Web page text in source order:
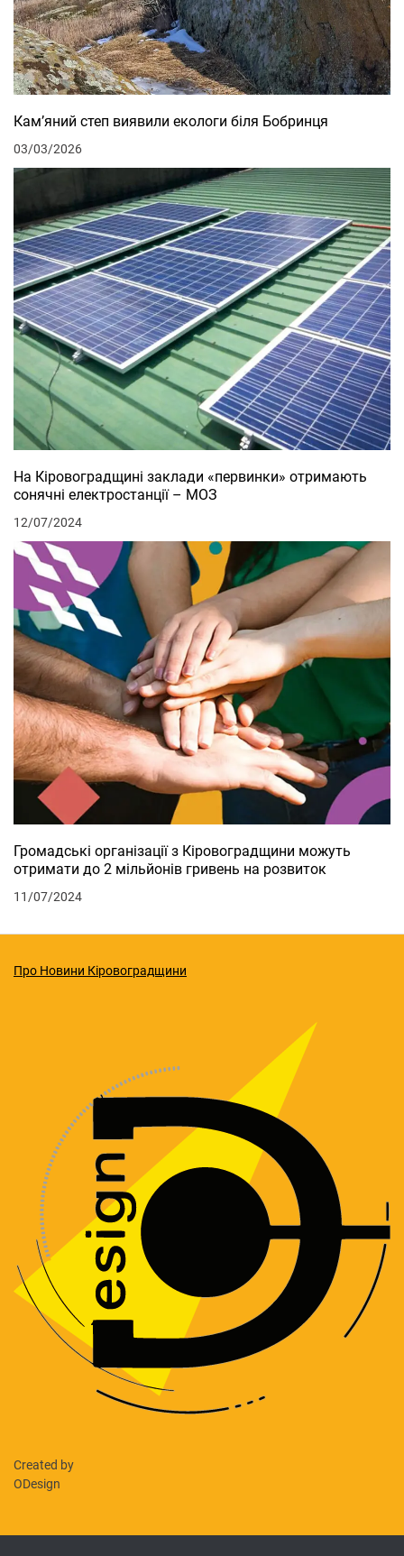
Кам’яний степ виявили екологи біля Бобринця
03/03/2026
На Кіровоградщині заклади «первинки» отримають
сонячні електростанції – МОЗ
12/07/2024
Громадські організації з Кіровоградщини можуть
отримати до 2 мільйонів гривень на розвиток
11/07/2024
Про Новини Кіровоградщини
Created by
ODesign